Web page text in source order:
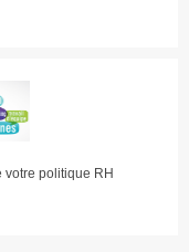
votre politique RH